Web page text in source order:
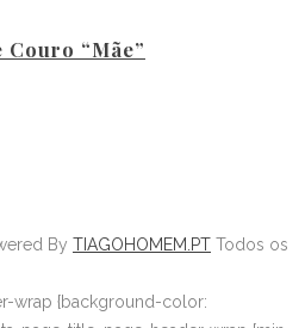
“Mãe”
By TIAGOHOMEM.PT Todos os
wrap {background-color: